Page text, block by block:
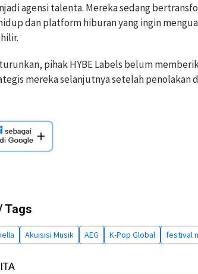
agensi talenta. Mereka sedang
dan platform hiburan yang ingin
pihak HYBE Labels belum
mereka selanjutnya setelah penolakan
Tags
Akuisisi Musik AEG K-Pop Global festival